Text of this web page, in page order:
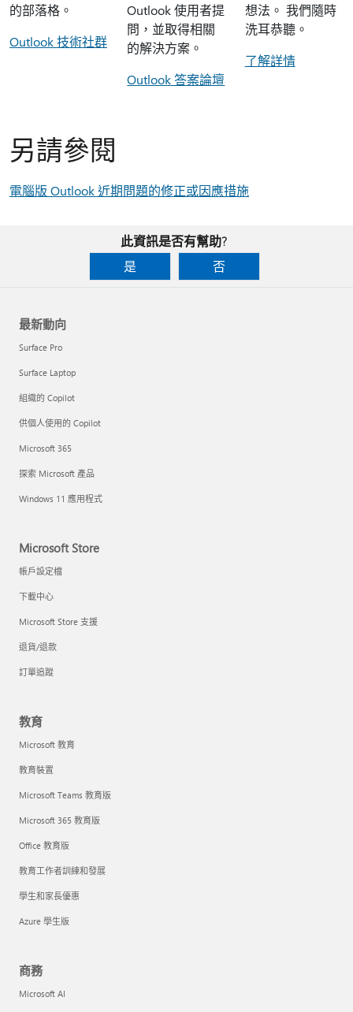
的部落格。
Outlook 技術社群
Outlook 使用者提
問，並取得相關
的解決方案。
Outlook 答案論壇
想法。 我們隨時
洗耳恭聽。
了解詳情
另請參閱
電腦版 Outlook 近期問題的修正或因應措施
此資訊是否有幫助?
是
否
最新動向
Surface Pro
Surface Laptop
組織的 Copilot
供個人使用的 Copilot
Microsoft 365
探索 Microsoft 產品
Windows 11 應用程式
Microsoft Store
帳戶設定檔
下載中心
Microsoft Store 支援
退貨/退款
訂單追蹤
教育
Microsoft 教育
教育裝置
Microsoft Teams 教育版
Microsoft 365 教育版
Office 教育版
教育工作者訓練和發展
學生和家長優惠
Azure 學生版
商務
Microsoft AI